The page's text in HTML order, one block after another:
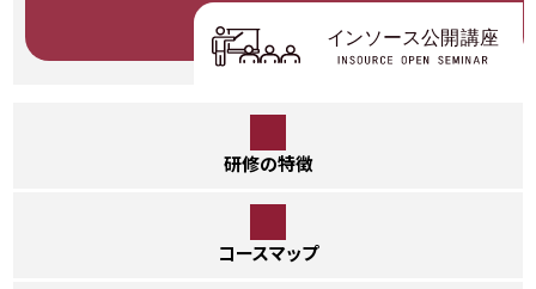
研修の特徴
コースマップ